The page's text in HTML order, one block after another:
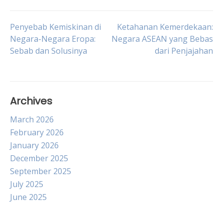
Post
navigation
Penyebab Kemiskinan di
Negara-Negara Eropa:
Sebab dan Solusinya
Ketahanan Kemerdekaan:
Negara ASEAN yang Bebas
dari Penjajahan
Archives
March 2026
February 2026
January 2026
December 2025
September 2025
July 2025
June 2025